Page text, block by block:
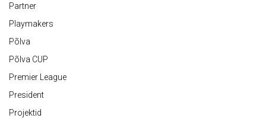
Partner
Playmakers
Põlva
Põlva CUP
Premier League
President
Projektid